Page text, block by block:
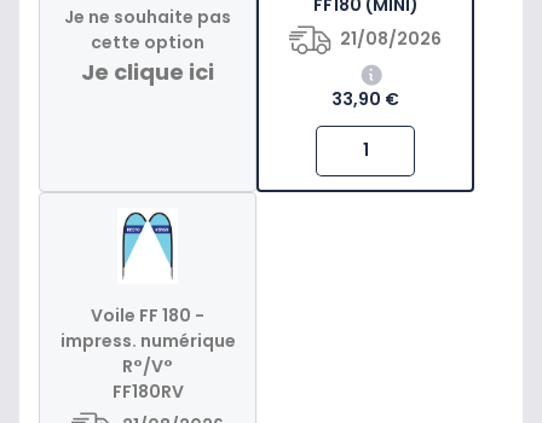
Je ne souhaite pas
cette option
Je clique ici
FF180 (MINI)
21/08/2026
33,90 €
Voile FF 180 -
impress. numérique
R°/V°
FF180RV